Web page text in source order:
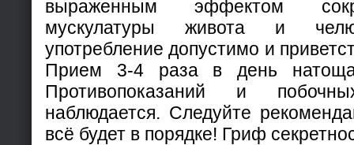
выраженным эффектом
мускулатуры живота и
употребление допустимо и
Прием 3-4 раза в день
Противопоказаний и
наблюдается. Следуйте
всё будет в порядке! Гриф